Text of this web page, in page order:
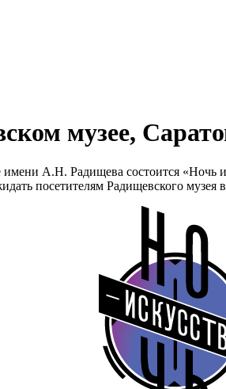
музее,
А.Н. Радищева состоится
посетителям Радищевского музея в